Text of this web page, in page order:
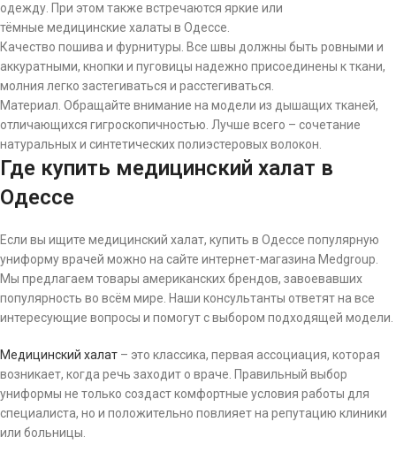
одежду. При этом также встречаются яркие или
тёмные медицинские халаты в Одессе.
Качество пошива и фурнитуры. Все швы должны быть ровными и
аккуратными, кнопки и пуговицы надежно присоединены к ткани,
молния легко застегиваться и расстегиваться.
Материал. Обращайте внимание на модели из дышащих тканей,
отличающихся гигроскопичностью. Лучше всего – сочетание
натуральных и синтетических полиэстеровых волокон.
Где купить медицинский халат в
Одессе
Если вы ищите медицинский халат, купить в Одессе популярную
униформу врачей можно на сайте интернет-магазина Medgroup.
Мы предлагаем товары американских брендов, завоевавших
популярность во всём мире. Наши консультанты ответят на все
интересующие вопросы и помогут с выбором подходящей модели.
Медицинский халат – это классика, первая ассоциация, которая
возникает, когда речь заходит о враче. Правильный выбор
униформы не только создаст комфортные условия работы для
специалиста, но и положительно повлияет на репутацию клиники
или больницы.